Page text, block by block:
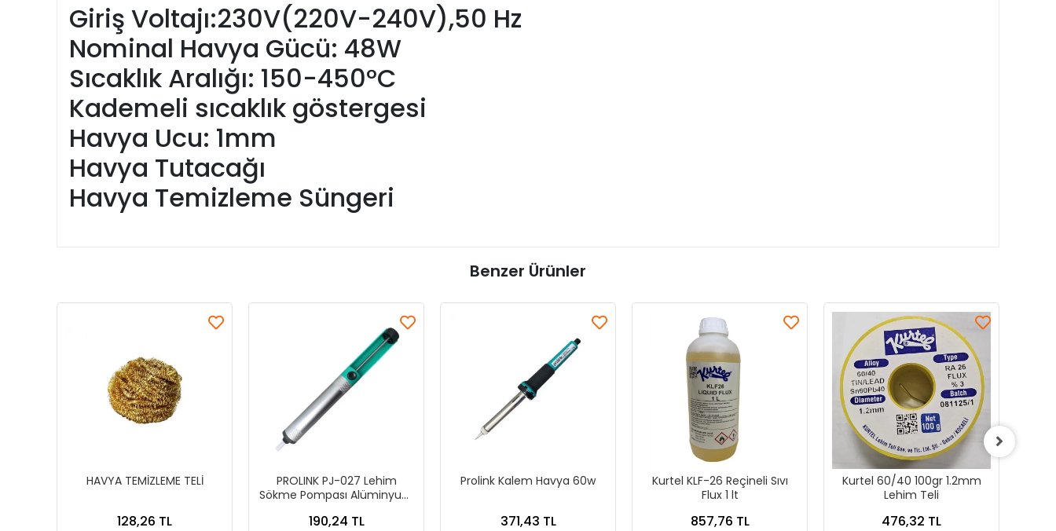
Giriş Voltajı:230V(220V-240V),50 Hz
Nominal Havya Gücü: 48W
Sıcaklık Aralığı: 150-450°C
Kademeli sıcaklık göstergesi
Havya Ucu: 1mm
Havya Tutacağı
Havya Temizleme Süngeri
Benzer Ürünler
HAVYA TEMİZLEME TELİ
128,26 TL
PROLINK PJ-027 Lehim
Sökme Pompası Alüminyum
190,24 TL
Prolink Kalem Havya 60w
371,43 TL
Kurtel KLF-26 Reçineli Sıvı
Flux 1 lt
857,76 TL
Kurtel 60/40 100gr 1.2mm
Lehim Teli
476,32 TL